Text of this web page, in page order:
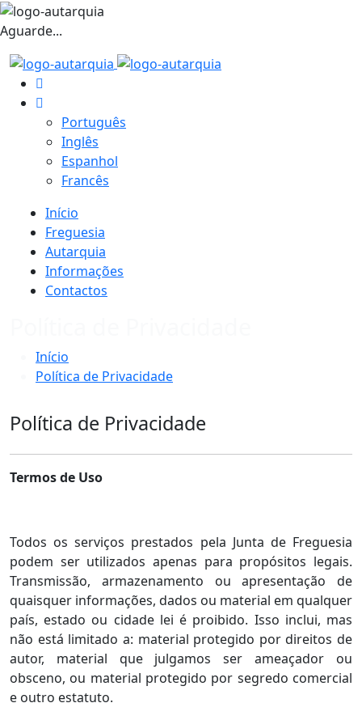
Aguarde...
Português
Inglês
Espanhol
Francês
Início
Freguesia
Autarquia
Informações
Contactos
Início
Política de Privacidade
Política de Privacidade
Termos de Uso
Todos os serviços prestados pela Junta de Freguesia
podem ser utilizados apenas para propósitos legais.
Transmissão, armazenamento ou apresentação de
quaisquer informações, dados ou material em qualquer
país, estado ou cidade lei é proibido. Isso inclui, mas
não está limitado a: material protegido por direitos de
autor, material que julgamos ser ameaçador ou
obsceno, ou material protegido por segredo comercial
e outro estatuto.